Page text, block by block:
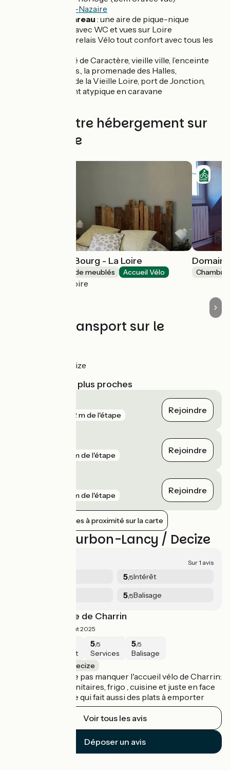
Musée Saint-Nazaire
Port de Thareau : une aire de pique-nique
“totémique” avec WC et vues sur Loire
: un relais Vélo tout confort avec tous les
: Cité de Caractère, vieille ville, l’enceinte
bâtie au XIIe s., la promenade des Halles,
promenade de la Vieille Loire, port de Jonction,
hébergement atypique en caravane
Trouvez votre hébergement sur
cette étape
Le Domaine du Bourg - La Loire
Gîtes et locations de meublés Accueil Vélo
Gannay-sur-Loire
Trains et transport sur le
Gare de Decize
Gares SNCF les plus proches
842 m de l'étape Rejoindre
2 km de l'étape Rejoindre
9 km de l'étape Rejoindre
Afficher les gares à proximité sur la carte
Avis sur Bourbon-Lancy / Decize
Sur 1 avis
5/5Intérêt
5/5Balisage
Relais vélo route de Charrin
Août 2025
Intérêt
5/5
Services
5/5
Balisage
Bourbon-Lancy / Decize
Sur cette étape, ne pas manquer l'accueil vélo de Charrin:
aire de bivouac, sanitaires, frigo , cuisine et juste en face
le bistrot du village qui fait aussi des plats à emporter
Voir tous les avis
Déposer un avis